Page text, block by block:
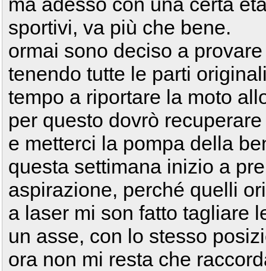
sportivi, va più che bene.
ormai sono deciso a
tenendo tutte le parti
tempo a riportare la moto
per questo dovrò
e metterci la pompa della
questa settimana inizio a
aspirazione, perché quelli
a laser mi son fatto tagliare
un asse, con lo stesso
ora non mi resta che